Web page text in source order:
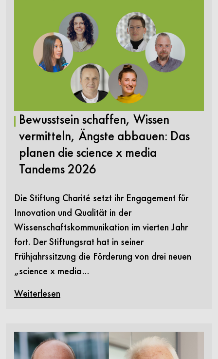
Bewusstsein schaffen, Wissen
vermitteln, Ängste abbauen: Das
planen die science x media
Tandems 2026
Die Stiftung Charité setzt ihr Engagement für
Innovation und Qualität in der
Wissenschaftskommunikation im vierten Jahr
fort. Der Stiftungsrat hat in seiner
Frühjahrssitzung die Förderung von drei neuen
„science x media…
Weiterlesen